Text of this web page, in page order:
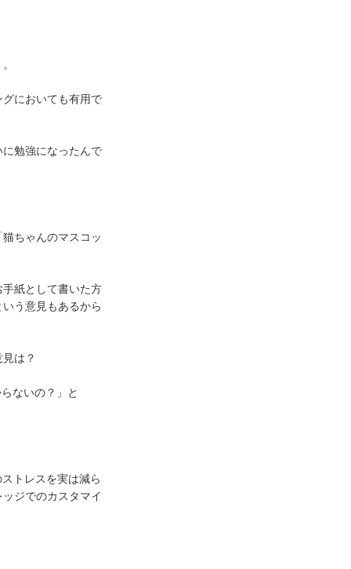
においても有用で
勉強になったんで
ちゃんのマスコッ
紙として書いた方
う意見もあるから
は？
ないの？」と
トレスを実は減ら
ジでのカスタマイ